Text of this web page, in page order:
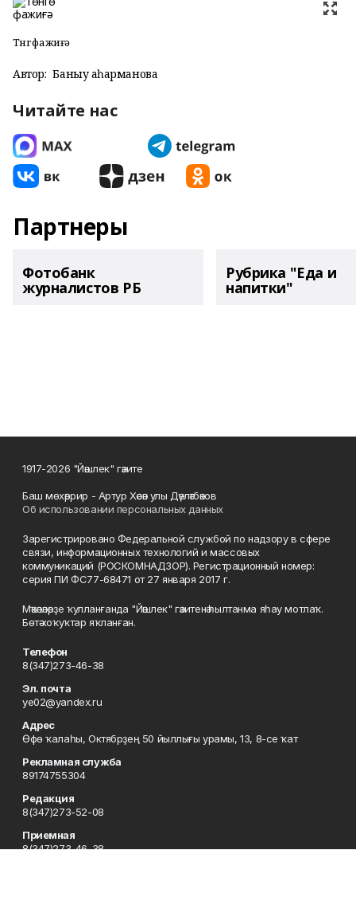
Төнгө фажиғә
Автор: Баныу Ҡаһарманова
Читайте нас
Партнеры
Фотобанк
журналистов РБ
Рубрика "Еда и
напитки"
1917-2026 "Йәшлек" гәзите
Баш мөхәррир - Артур Хәсән улы Дәүләтбәков
Об использовании персональных данных
Зарегистрировано Федеральной службой по надзору в сфере
связи, информационных технологий и массовых
коммуникаций (РОСКОМНАДЗОР). Регистрационный номер:
серия ПИ ФС77-68471 от 27 января 2017 г.
Мәҡәләләрҙе ҡулланғанда "Йәшлек" гәзитенә һылтанма яһау мотлаҡ.
Бөтә хоҡуҡтар яҡланған.
Телефон
8(347)273-46-38
Эл. почта
ye02@yandex.ru
Адрес
Өфө ҡалаһы, Октябрҙең 50 йыллығы урамы, 13, 8-се ҡат
Рекламная служба
89174755304
Редакция
8(347)273-52-08
Приемная
8(347)273-46-38